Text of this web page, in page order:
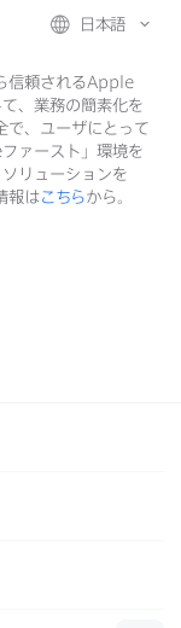
日本語
信頼されるApple
、​業務の​簡素化を​
で、​ユーザに​とって​
ファースト」環境を​
リューションを​
報はこちらから。